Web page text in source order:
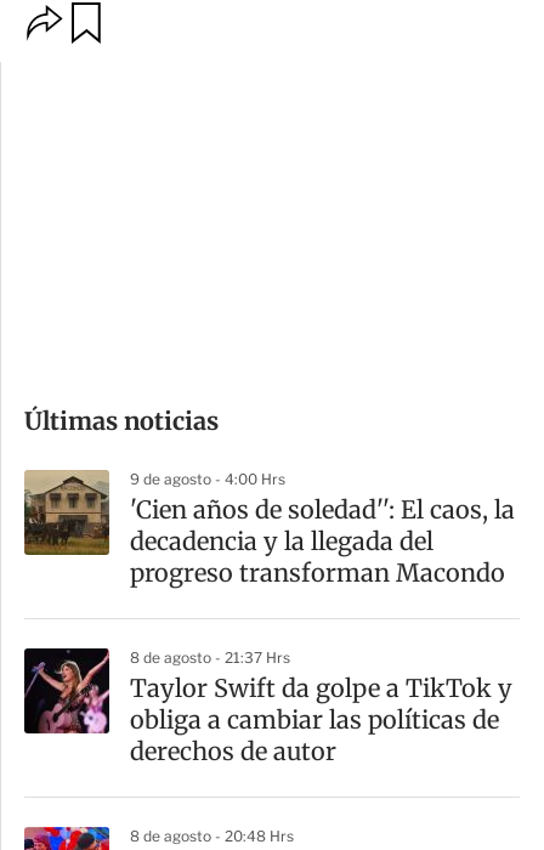
m
a
r
t
Últimas noticias
9 de agosto - 4:00 Hrs
'Cien años de soledad'': El caos, la
decadencia y la llegada del
progreso transforman Macondo
8 de agosto - 21:37 Hrs
Taylor Swift da golpe a TikTok y
obliga a cambiar las políticas de
derechos de autor
8 de agosto - 20:48 Hrs